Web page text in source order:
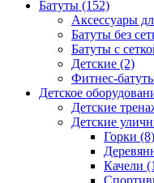
Батуты (152)
Аксессуары
Батуты без
Батуты с
Детские (2)
Фитнес-
Детское
Детские
Детские
Горки (8)
Качели